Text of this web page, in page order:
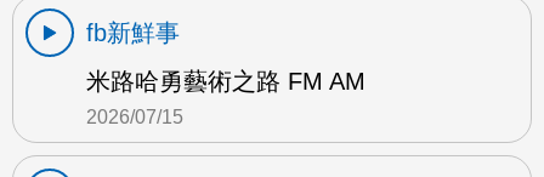
fb新鮮事
米路哈勇藝術之路 FM AM
2026/07/15